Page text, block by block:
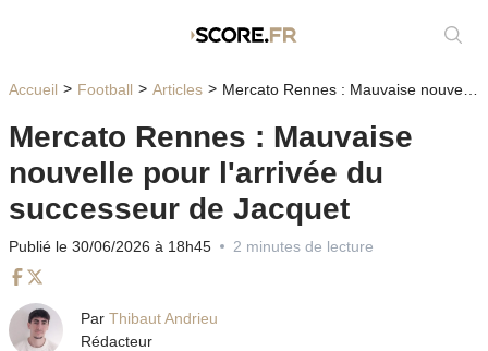
Accueil Football Articles Mercato Rennes : Mauvaise nouvelle pour l'arrivée du successeur de Jacquet
Mercato Rennes : Mauvaise
nouvelle pour l'arrivée du
successeur de Jacquet
Publié le 30/06/2026 à 18h45 2 minutes de lecture
Par Thibaut Andrieu
Rédacteur